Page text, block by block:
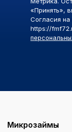
«Принять»,
Согласия
https://
Микрозаймы